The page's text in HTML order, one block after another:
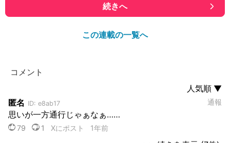
続きへ
この連載の一覧へ